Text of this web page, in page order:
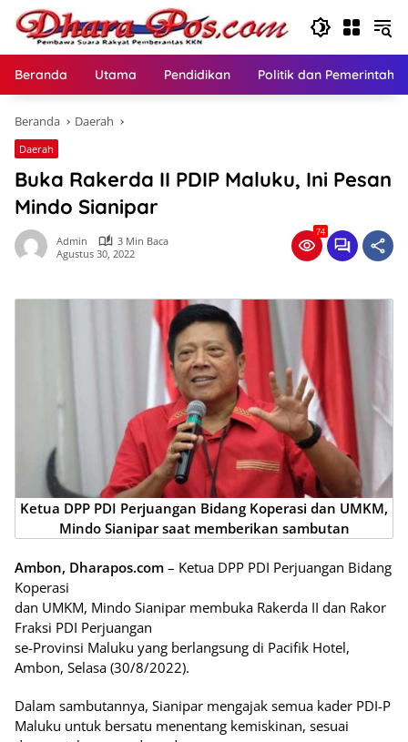
Langsung
konten
Beranda Utama Pendidikan Politik dan
Beranda Daerah
Daerah
Buka Rakerda II PDIP Maluku, Ini Pesan
Mindo Sianipar
Admin
3 Min Baca
Agustus 30, 2022
74
Ketua DPP PDI Perjuangan Bidang Koperasi dan UMKM,
Mindo Sianipar saat memberikan sambutan
Ambon, Dharapos.com – Ketua DPP PDI Perjuangan Bidang
Koperasi
dan UMKM, Mindo Sianipar membuka Rakerda II dan Rakor
Fraksi PDI Perjuangan
se-Provinsi Maluku yang berlangsung di Pacifik Hotel,
Ambon, Selasa (30/8/2022).
Dalam sambutannya, Sianipar mengajak semua kader PDI-P
Maluku untuk bersatu menentang kemiskinan, sesuai